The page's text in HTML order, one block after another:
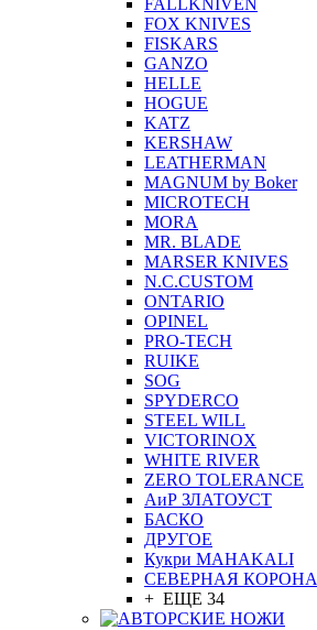
FALLKNIVEN
FOX KNIVES
FISKARS
GANZO
HELLE
HOGUE
KATZ
KERSHAW
LEATHERMAN
MAGNUM by Boker
MICROTECH
MORA
MR. BLADE
MARSER KNIVES
N.C.CUSTOM
ONTARIO
OPINEL
PRO-TECH
RUIKE
SOG
SPYDERCO
STEEL WILL
VICTORINOX
WHITE RIVER
ZERO TOLERANCE
АиР ЗЛАТОУСТ
БАСКО
ДРУГОЕ
Кукри MAHAKALI
СЕВЕРНАЯ КОРОНА
+ ЕЩЕ 34